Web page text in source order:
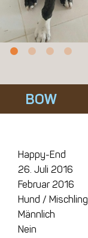
BOW
Happy-End
26. Juli 2016
Februar 2016
Hund / Mischling
Männlich
Nein